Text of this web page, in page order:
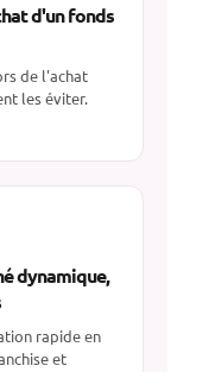
d'un fonds
de l'achat
les éviter.
dynamique,
rapide en
et